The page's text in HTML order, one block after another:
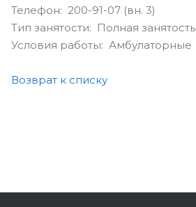
Телефон: 200-91-07 (вн. 3)
Тип занятости: Полная занятость
Условия работы: Амбулаторные
Возврат к списку